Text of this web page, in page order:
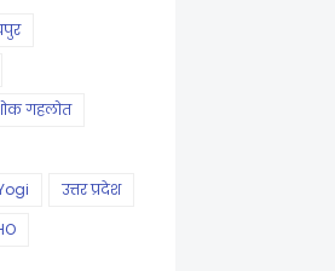
गहलोत
उत्तर प्रदेश